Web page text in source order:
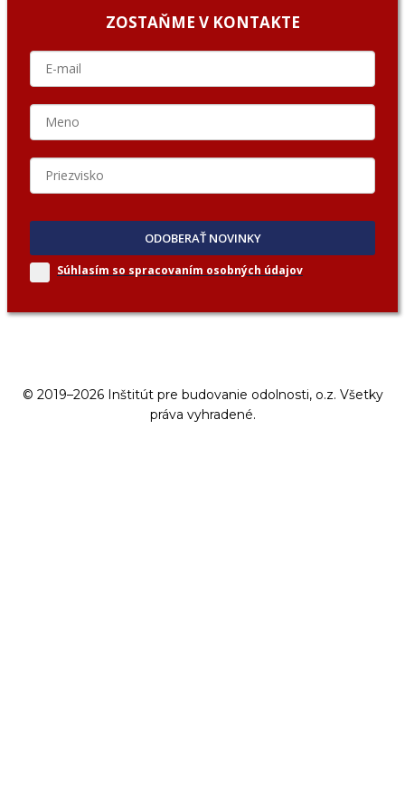
ZOSTAŇME V KONTAKTE
ODOBERAŤ NOVINKY
Súhlasím so spracovaním osobných údajov
© 2019–2026 Inštitút pre budovanie odolnosti, o.z. Všetky
práva vyhradené.